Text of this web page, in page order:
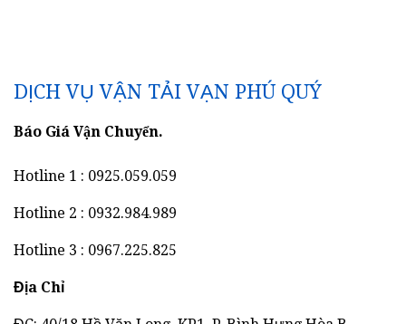
DỊCH VỤ VẬN TẢI VẠN PHÚ QUÝ
Báo Giá Vận Chuyển.
Hotline 1 : 0925.059.059
Hotline 2 : 0932.984.989
Hotline 3 : 0967.225.825
Địa Chỉ